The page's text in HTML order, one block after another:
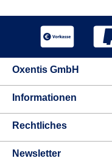
Oxentis GmbH
Informationen
Rechtliches
Newsletter